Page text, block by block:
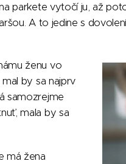
parkete vytočí ju, až
A to jedine s
ženu vo
by sa najprv
samozrejme
mala by sa
má žena